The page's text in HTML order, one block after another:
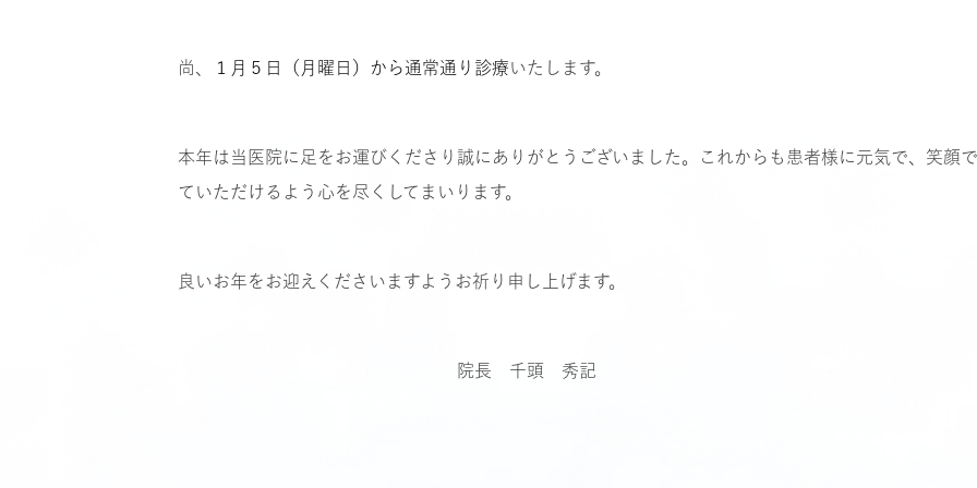
尚、 １月５日（月曜日）から通常通り診療いたします。
本年は当医院に足をお運びくださり誠にありがとうございました。これからも患者様に元気で、笑顔
ていただけるよう心を尽くしてまいります。
良いお年をお迎えくださいますようお祈り申し上げます。
院長 千頭 秀記